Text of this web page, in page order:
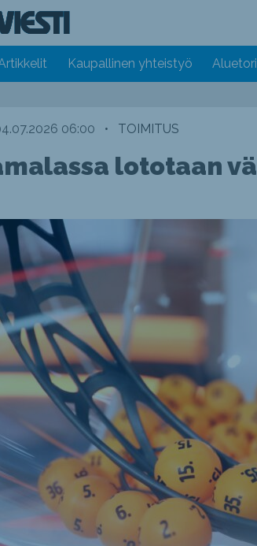
Kaupallinen yhteistyö Aluetori
06:00 • TOIMITUS
lototaan